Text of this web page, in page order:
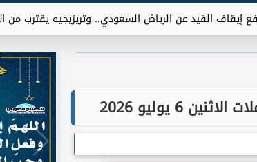
عن الرياض السعودي.. وتريزيجيه يقترب من الإعلان الرسمي
يوليو 2026